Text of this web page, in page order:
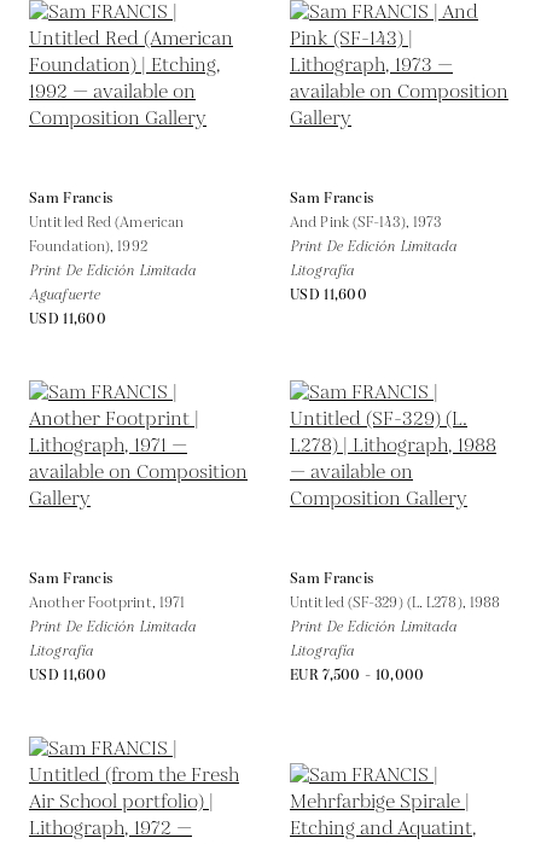
Sam Francis
Untitled Red (American
Foundation),1992
Print De Edición Limitada
Aguafuerte
USD 11,600
Sam Francis
And Pink (SF-143), 1973
Print De Edición Limitada
Litografía
USD 11,600
Sam Francis
Another Footprint, 1971
Print De Edición Limitada
Litografía
USD 11,600
Sam Francis
Untitled (SF-329) (L. L278), 1988
Print De Edición Limitada
Litografía
EUR 7,500 - 10,000